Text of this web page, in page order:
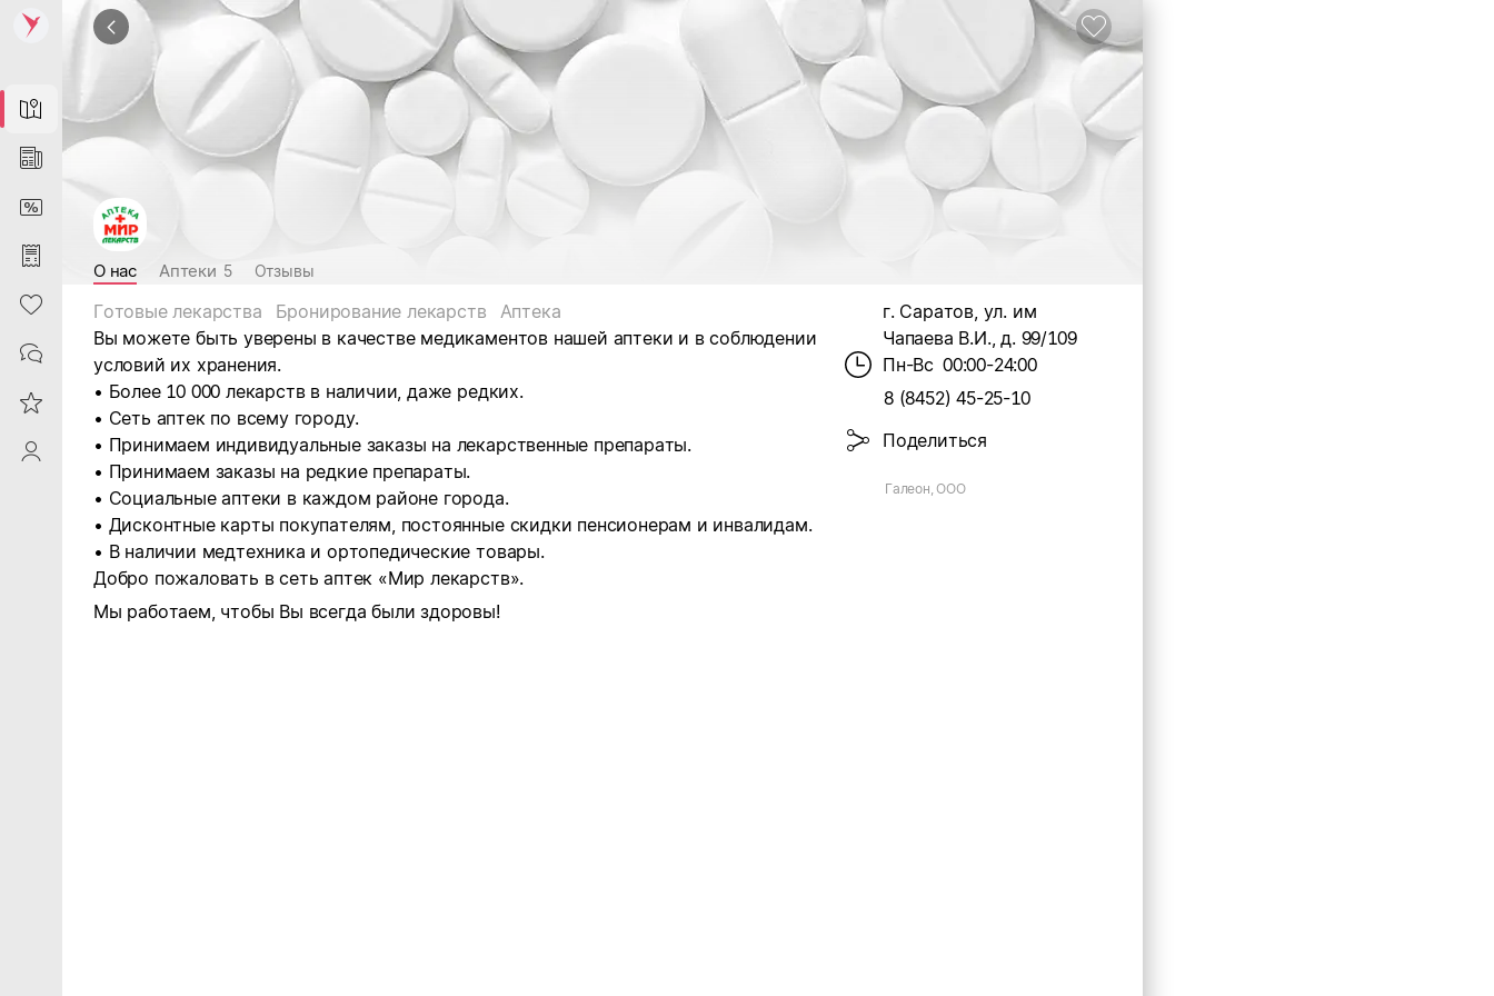
Map
News
DiscountCard
Purchases
Heart
Contacts
Reviews
ProfileSaby
О нас Аптеки 5 Отзывы
Готовые лекарства Бронирование лекарств
Аптека
Вы можете быть уверены в качестве медикаментов нашей аптеки и в соблюдении
условий их хранения.
• Более 10 000 лекарств в наличии, даже редких.
• Сеть аптек по всему городу.
• Принимаем индивидуальные заказы на лекарственные препараты.
• Принимаем заказы на редкие препараты.
• Социальные аптеки в каждом районе города.
• Дисконтные карты покупателям, постоянные скидки пенсионерам и инвалидам.
• В наличии медтехника и ортопедические товары.
Добро пожаловать в сеть аптек «Мир лекарств».
Мы работаем, чтобы Вы всегда были здоровы!
г. Саратов, ул. им
Чапаева В.И., д. 99/109
Пн-Вс 00:00-24:00
8 (8452) 45-25-10
Поделиться
Галеон, ООО